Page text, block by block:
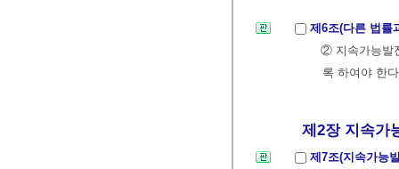
제6조(다른 법률
② 지속가능발
록 하여야 한
제2장 지속가능
제7조(지속가능